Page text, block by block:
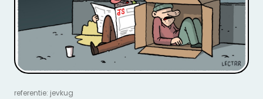
referentie: jevkug